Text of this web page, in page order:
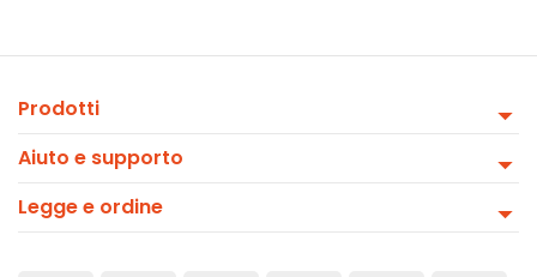
Prodotti
Aiuto e supporto
Legge e ordine